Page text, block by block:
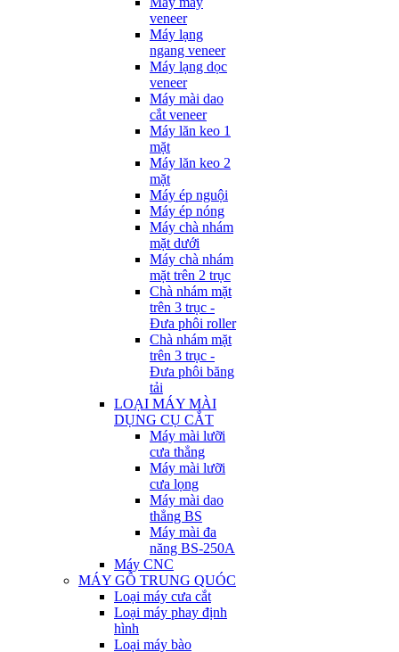
veneer
Máy lạng
ngang veneer
Máy lạng dọc
veneer
Máy mài dao
cắt veneer
Máy lăn keo 1
mặt
Máy lăn keo 2
mặt
Máy ép nguội
Máy ép nóng
Máy chà nhám
mặt dưới
Máy chà nhám
mặt trên 2 trục
Chà nhám mặt
trên 3 trục -
Đưa phôi roller
Chà nhám mặt
trên 3 trục -
Đưa phôi băng
tải
LOẠI MÁY MÀI
DỤNG CỤ CẮT
Máy mài lưỡi
cưa thẳng
Máy mài lưỡi
cưa lọng
Máy mài dao
thẳng BS
Máy mài đa
năng BS-250A
Máy CNC
MÁY GỖ TRUNG QUÓC
Loại máy cưa cắt
Loại máy phay định
hình
Loại máy bào